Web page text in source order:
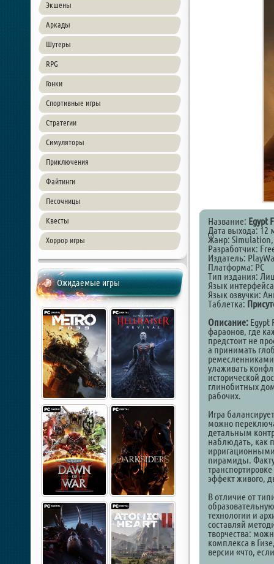
Экшены
Аркады
Шутеры
RPG
Гонки
Спортивные игры
Стратегии
Симуляторы
Приключения
Файтинги
Песочницы
Квесты
Хоррор игры
Ожидаемые игры
Название: Egypt
Дата выхода: 12
Жанр: Simulation,
Разработчик:
Издатель:
Платформа: PC
Тип издания:
Язык
Язык озвучки:
Таблетка:
Описание: Egypt
фараонов, где
предстоит не
а принимать
улаживать
исторической
глинобитных
рабочих.
Игра
можно
детальным
наблюдать, как
пирамиды.
эффект живого,
В отличие от
технологии и
составляй
творчества:
комплекса в
версии «что,